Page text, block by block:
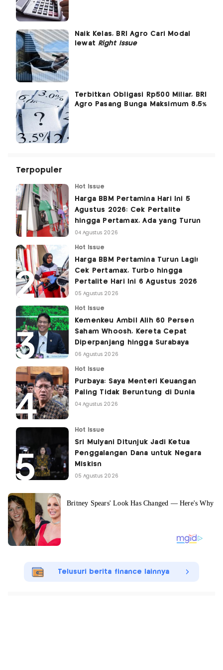
Naik Kelas, BRI Agro Cari Modal
lewat Right Issue
Terbitkan Obligasi Rp500 Miliar, BRI
Agro Pasang Bunga Maksimum 8,5%
Terpopuler
Hot Issue
Harga BBM Pertamina Hari Ini 5
Agustus 2026: Cek Pertalite
hingga Pertamax, Ada yang Turun
04 Agustus 2026
Hot Issue
Harga BBM Pertamina Turun Lagi!
Cek Pertamax, Turbo hingga
Pertalite Hari Ini 6 Agustus 2026
05 Agustus 2026
Hot Issue
Kemenkeu Ambil Alih 60 Persen
Saham Whoosh, Kereta Cepat
Diperpanjang hingga Surabaya
06 Agustus 2026
Hot Issue
Purbaya: Saya Menteri Keuangan
Paling Tidak Beruntung di Dunia
04 Agustus 2026
Hot Issue
Sri Mulyani Ditunjuk Jadi Ketua
Penggalangan Dana untuk Negara
Miskisn
05 Agustus 2026
Telusuri berita finance lainnya